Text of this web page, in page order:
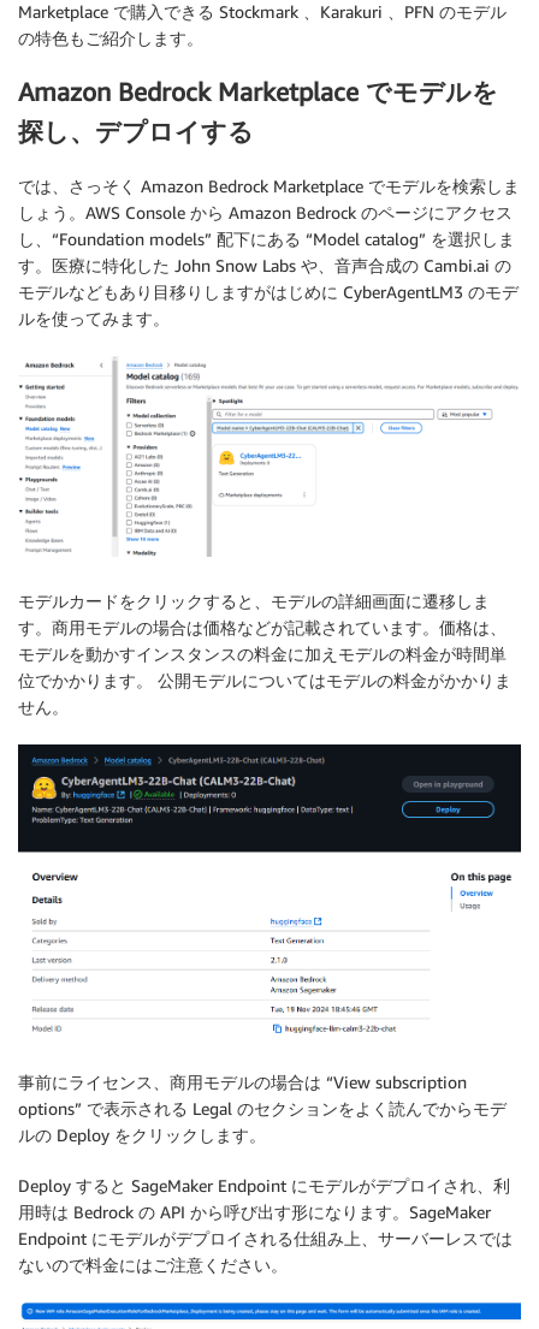
Marketplace で購入できる Stockmark 、Karakuri 、PFN のモデル
の特色もご紹介します。
Amazon Bedrock Marketplace でモデルを
探し、デプロイする
では、さっそく Amazon Bedrock Marketplace でモデルを検索しま
しょう。AWS Console から Amazon Bedrock のページにアクセス
し、“Foundation models” 配下にある “Model catalog” を選択しま
す。医療に特化した John Snow Labs や、音声合成の Cambi.ai の
モデルなどもあり目移りしますがはじめに CyberAgentLM3 のモデ
ルを使ってみます。
モデルカードをクリックすると、モデルの詳細画面に遷移しま
す。商用モデルの場合は価格などが記載されています。価格は、
モデルを動かすインスタンスの料金に加えモデルの料金が時間単
位でかかります。 公開モデルについてはモデルの料金がかかりま
せん。
事前にライセンス、商用モデルの場合は “View subscription
options” で表示される Legal のセクションをよく読んでからモデ
ルの Deploy をクリックします。
Deploy すると SageMaker Endpoint にモデルがデプロイされ、利
用時は Bedrock の API から呼び出す形になります。SageMaker
Endpoint にモデルがデプロイされる仕組み上、サーバーレスでは
ないので料金にはご注意ください。